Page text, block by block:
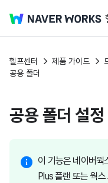
헬프센터 제품 가이드
공용 폴더
공용 폴더 설정
이 기능은 네이버
Plus 플랜 또는 웍